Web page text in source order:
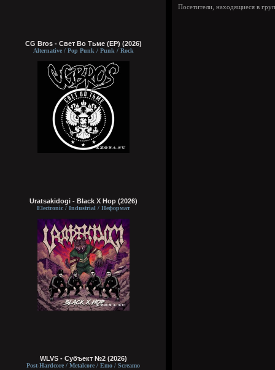
CG Bros - Свет Во Тьме (EP) (2026)
Alternative / Pop Punk / Punk / Rock
Uratsakidogi - Black X Hop (2026)
Electronic / Industrial / Неформат
WLVS - Субъект №2 (2026)
Post-Hardcore / Metalcore / Emo / Screamo
Посетители, находящиеся в